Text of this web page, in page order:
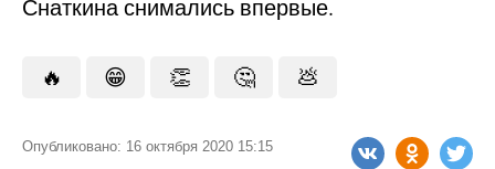
Снаткина снимались впервые.
🔥 😁 👏 🤔 💩
Опубликовано: 16 октября 2020 15:15